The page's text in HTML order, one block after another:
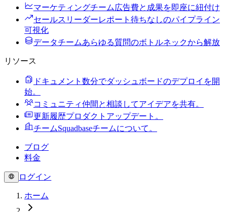
マーケティングチーム 広告費と成果を即座に紐付け
セールスリーダーレポート待ちなしのパイプライン
可視化
データチームあらゆる質問のボトルネックから解放
リソース
ドキュメント 数分でダッシュボードのデプロイを開
始。
コミュニティ仲間と相談してアイデアを共有。
更新履歴プロダクトアップデート。
チームSquadbaseチームについて。
ブログ
料金
ログイン
ホーム